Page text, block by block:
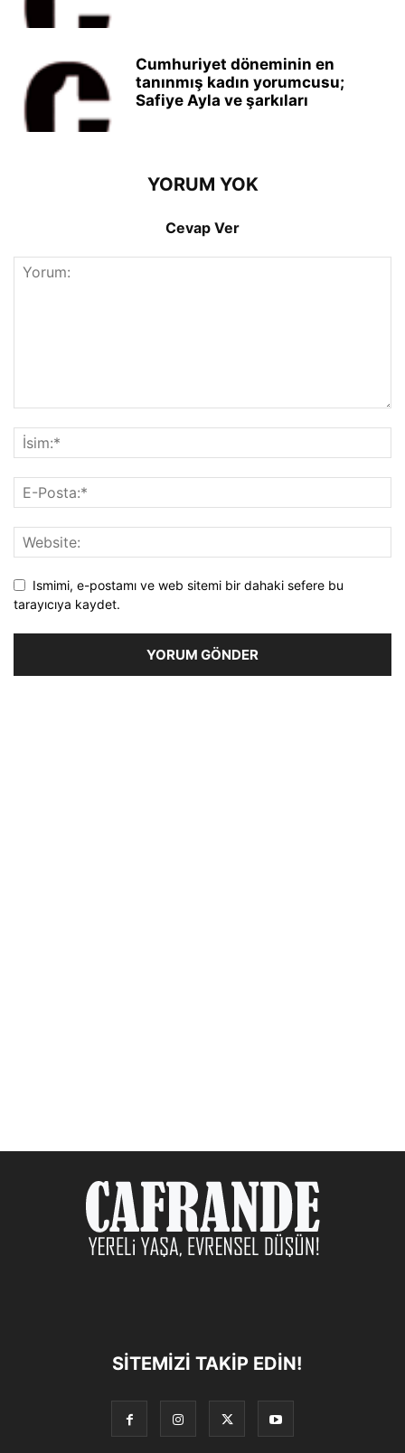
Cumhuriyet döneminin en
tanınmış kadın yorumcusu;
Safiye Ayla ve şarkıları
YORUM YOK
Cevap Ver
Ismimi, e-postamı ve web sitemi bir dahaki sefere bu
tarayıcıya kaydet.
SITEMIZI TAKIP EDIN!